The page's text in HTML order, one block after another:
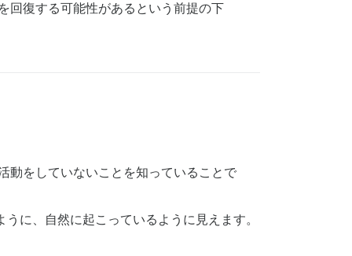
回復する可能性があるという前提の下
動をしていないことを知っていることで
に、自然に起こっているように見えます。